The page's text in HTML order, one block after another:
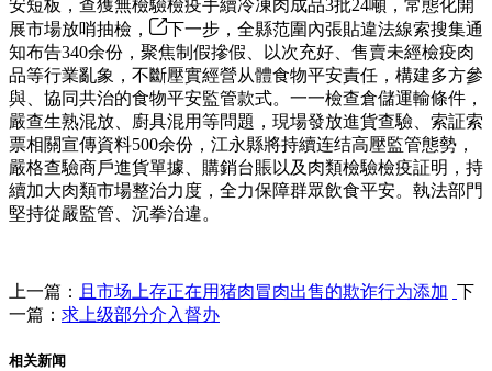
安短板，查獲無檢驗檢疫手續冷凍肉成品3批24噸，常態化開
展市場放哨抽檢，
下一步，全縣范圍內張貼違法線索搜集通
知布告340余份，聚焦制假摻假、以次充好、售賣未經檢疫肉
品等行業亂象，不斷壓實經營从體食物平安責任，構建多方參
與、協同共治的食物平安監管款式。一一檢查倉儲運輸條件，
嚴查生熟混放、廚具混用等問題，現場發放進貨查驗、索証索
票相關宣傳資料500余份，江永縣將持續连结高壓監管態勢，
嚴格查驗商戶進貨單據、購銷台賬以及肉類檢驗檢疫証明，持
續加大肉類市場整治力度，全力保障群眾飲食平安。執法部門
堅持從嚴監管、沉拳治違。
上一篇： 且市场上存正在用猪肉冒肉出售的欺诈行为添加 下
一篇： 求上级部分介入督办
相关新闻